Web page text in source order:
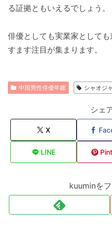
る証拠ともいえるでしょう。
俳優としても実業家として
すます注目が集まります。
中国男性俳優年鑑 シャオジ
シェ
X
LINE
kuuminを